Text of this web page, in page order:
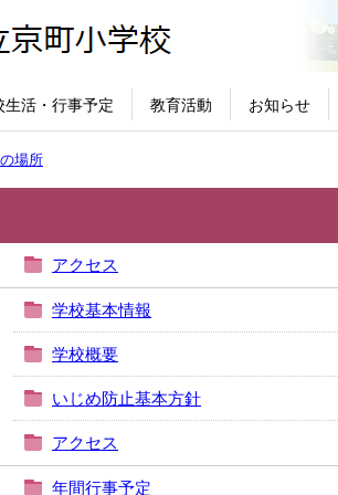
生活・行事予定 教育活動 お知らせ
場所
アクセス
学校基本情報
学校概要
いじめ防止基本方針
アクセス
年間行事予定